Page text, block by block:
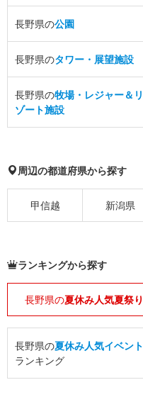
長野県の公園
長野県のタワー・展望施設
長野県の牧場・レジャー＆リ
ゾート施設
周辺の都道府県から探す
甲信越 新潟県
ランキングから探す
長野県の夏休み人気夏祭り
長野県の夏休み人気イベント
ランキング